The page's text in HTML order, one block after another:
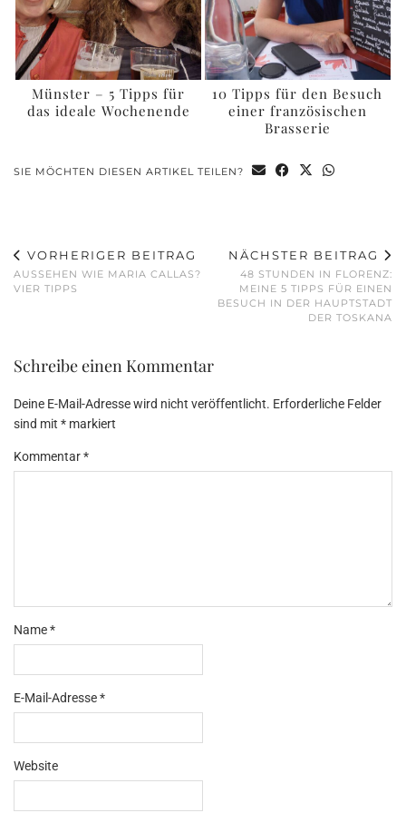
Münster – 5 Tipps für
das ideale Wochenende
10 Tipps für den Besuch
einer französischen
Brasserie
SIE MÖCHTEN DIESEN ARTIKEL TEILEN?
VORHERIGER BEITRAG
AUSSEHEN WIE MARIA CALLAS?
VIER TIPPS
NÄCHSTER BEITRAG
48 STUNDEN IN FLORENZ:
MEINE 5 TIPPS FÜR EINEN
BESUCH IN DER HAUPTSTADT
DER TOSKANA
Schreibe einen Kommentar
Deine E-Mail-Adresse wird nicht veröffentlicht. Erforderliche Felder
sind mit * markiert
Kommentar*
Name*
E-Mail-Adresse*
Website